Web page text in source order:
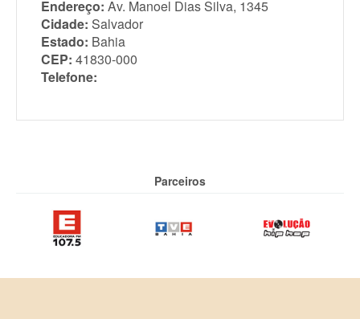
Endereço: Av. Manoel Dias Silva, 1345
Cidade: Salvador
Estado: Bahia
CEP: 41830-000
Telefone:
Parceiros